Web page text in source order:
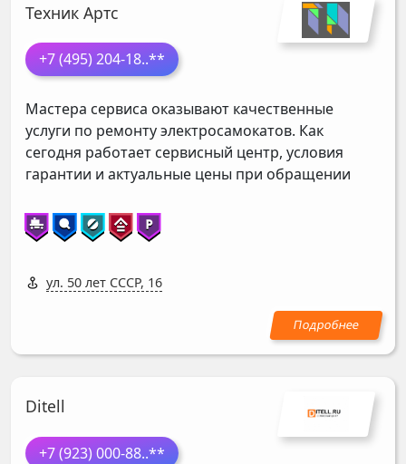
Техник Артс
+7 (495) 204-18..**
Мастера сервиса оказывают качественные
услуги по ремонту электросамокатов. Как
сегодня работает сервисный центр, условия
гарантии и актуальные цены при обращении
ул. 50 лет СССР, 16
Ditell
+7 (923) 000-88..**